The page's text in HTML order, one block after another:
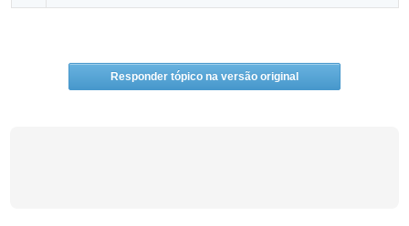
Responder tópico na versão original